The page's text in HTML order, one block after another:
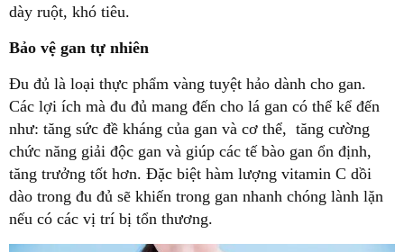
dày ruột, khó tiêu.
Bảo vệ gan tự nhiên
Đu đủ là loại thực phẩm vàng tuyệt hảo dành cho gan.
Các lợi ích mà đu đủ mang đến cho lá gan có thể kể đến
như: tăng sức đề kháng của gan và cơ thể, tăng cường
chức năng giải độc gan và giúp các tế bào gan ổn định,
tăng trưởng tốt hơn. Đặc biệt hàm lượng vitamin C dồi
dào trong đu đủ sẽ khiến trong gan nhanh chóng lành lặn
nếu có các vị trí bị tổn thương.